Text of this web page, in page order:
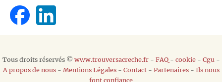
Tous droits réservés © www.trouversacreche.fr- FAQ- cookie- Cgu -
A propos de nous- Mentions Légales- Contact- Partenaires- Ils nous
font confiance